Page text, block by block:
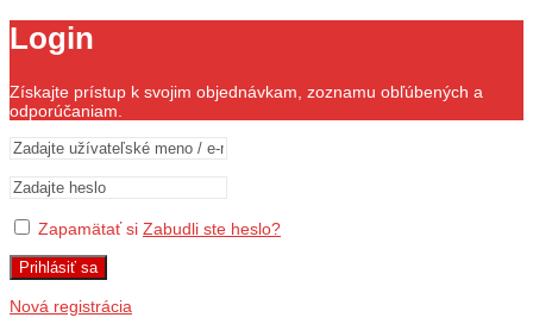
Login
Získajte prístup k svojim objednávkam, zoznamu obľúbených a
odporúčaniam.
Zapamätať si Zabudli ste heslo?
Prihlásiť sa
Nová registrácia